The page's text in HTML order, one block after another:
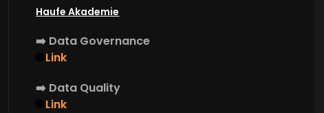
Haufe Akademie
➡️ Data Governance
Link
➡️ Data Quality
Link